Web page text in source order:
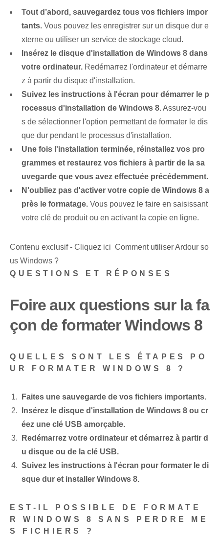
Tout d’abord, sauvegardez tous vos fichiers impor
tants. Vous pouvez les enregistrer sur un disque dur e
xterne ou utiliser un service de stockage cloud.
Insérez le disque d'installation de Windows 8 dans
votre ordinateur. Redémarrez l'ordinateur et démarre
z à partir du disque d'installation.
Suivez les instructions à l'écran pour démarrer le p
rocessus d'installation de Windows 8.Assurez-vou
s de sélectionner l'option permettant de formater le dis
que dur pendant le processus d'installation.
Une fois l'installation terminée, réinstallez vos pro
grammes et restaurez vos fichiers à partir de la sa
uvegarde que vous avez effectuée précédemment.
N'oubliez pas d'activer votre copie de Windows 8 a
près le formatage. Vous pouvez le faire en saisissant
votre clé de produit ou en activant la copie en ligne.
Contenu exclusif - Cliquez ici Comment utiliser Ardour so
us Windows ?
QUESTIONS ET RÉPONSES
Foire aux questions sur la fa
çon de formater Windows 8
QUELLES SONT LES ÉTAPES PO
UR FORMATER WINDOWS 8 ?
Faites une sauvegarde de vos fichiers importants.
Insérez le disque d'installation de Windows 8 ou cr
éez une clé USB amorçable.
Redémarrez votre ordinateur et démarrez à partir d
u disque ou de la clé USB.
Suivez les instructions à l'écran pour formater le di
sque dur et installer Windows 8.
EST-IL POSSIBLE DE FORMATE
R WINDOWS 8 SANS PERDRE ME
S FICHIERS ?